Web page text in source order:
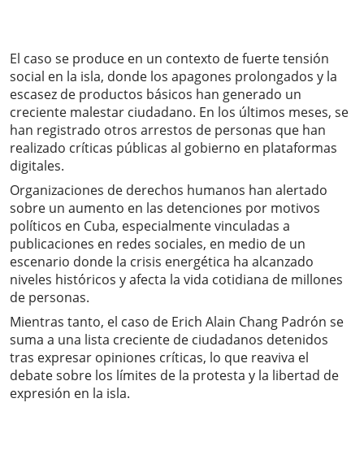
El caso se produce en un contexto de fuerte tensión
social en la isla, donde los apagones prolongados y la
escasez de productos básicos han generado un
creciente malestar ciudadano. En los últimos meses, se
han registrado otros arrestos de personas que han
realizado críticas públicas al gobierno en plataformas
digitales.
Organizaciones de derechos humanos han alertado
sobre un aumento en las detenciones por motivos
políticos en Cuba, especialmente vinculadas a
publicaciones en redes sociales, en medio de un
escenario donde la crisis energética ha alcanzado
niveles históricos y afecta la vida cotidiana de millones
de personas.
Mientras tanto, el caso de Erich Alain Chang Padrón se
suma a una lista creciente de ciudadanos detenidos
tras expresar opiniones críticas, lo que reaviva el
debate sobre los límites de la protesta y la libertad de
expresión en la isla.